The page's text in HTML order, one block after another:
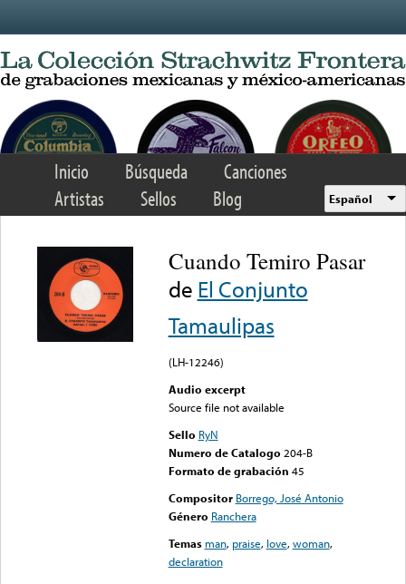
Inicio Búsqueda
Canciones
Artistas
Sellos Blog Español
Cuando Temiro Pasar
de El Conjunto
Tamaulipas
(LH-12246)
Audio excerpt
Source file not available
Sello RyN
Numero de Catalogo 204-B
Formato de grabación 45
Compositor Borrego, José Antonio
Género Ranchera
Temas man, praise, love,woman,
declaration